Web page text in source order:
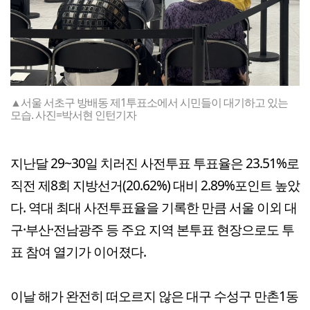
▲서울 서초구 방배동 제1투표소에서 시민들이 대기하고 있는
모습. 사진=박서현 인턴기자
지난달 29~30일 치러진 사전투표 투표율은 23.51%로
직전 제8회 지방선거(20.62%) 대비 2.89%포인트 높았
다. 역대 최대 사전투표율을 기록한 만큼 서울 이외 대
구·부산·전남광주 등 주요 지역 본투표 현장으로도 투
표 참여 열기가 이어졌다.
이날 해가 완전히 떠오르지 않은 대구 수성구 만촌1동